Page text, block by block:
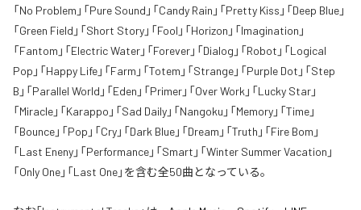
「No Problem」「Pure Sound」「Candy Rain」「Pretty Kiss」「Deep Blue」
「Green Field」「Short Story」「Fool」「Horizon」「Imagination」
「Fantom」「Electric Water」「Forever」「Dialog」「Robot」「Logical
Pop」「Happy Life」「Farm」「Totem」「Strange」「Purple Dot」「Step
B」「Parallel World」「Eden」「Primer」「Over Work」「Lucky Star」
「Miracle」「Karappo」「Sad Daily」「Nangoku」「Memory」「Time」
「Bounce」「Pop」「Cry」「Dark Blue」「Dream」「Truth」「Fire Bom」
「Last Eneny」「Performance」「Smart」「Winter Summer Vacation」
「Only One」「Last One」を含む全50曲となっている。